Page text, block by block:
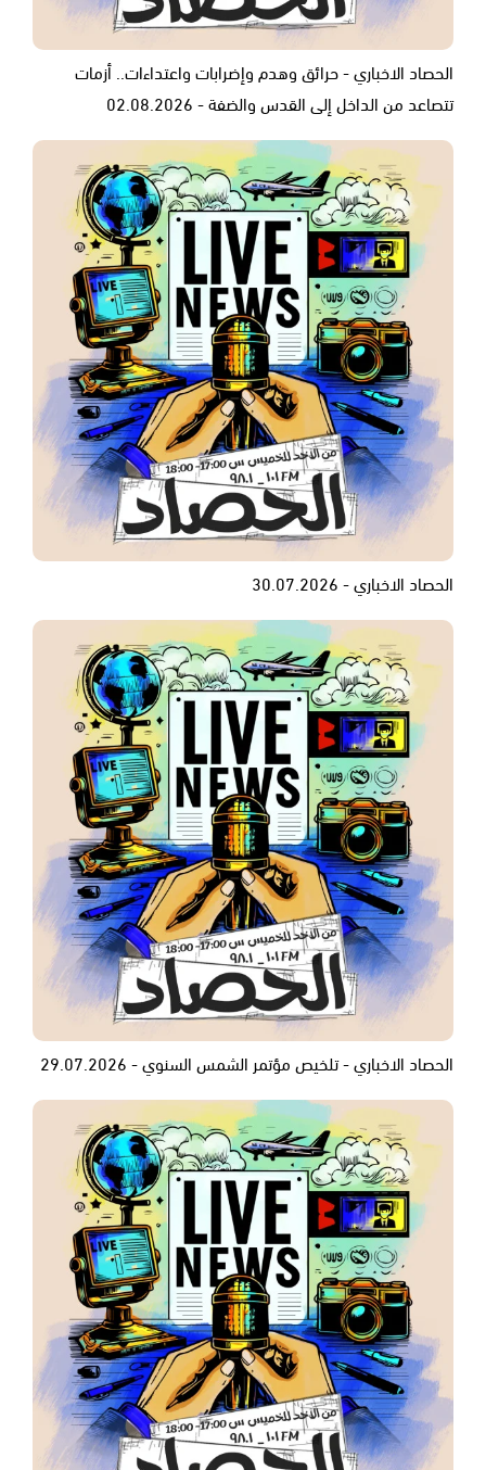
الحصاد الاخباري - حرائق وهدم وإضرابات واعتداءات.. أزمات
تتصاعد من الداخل إلى القدس والضفة - 02.08.2026
الحصاد الاخباري - 30.07.2026
الحصاد الاخباري - تلخيص مؤتمر الشمس السنوي - 29.07.2026